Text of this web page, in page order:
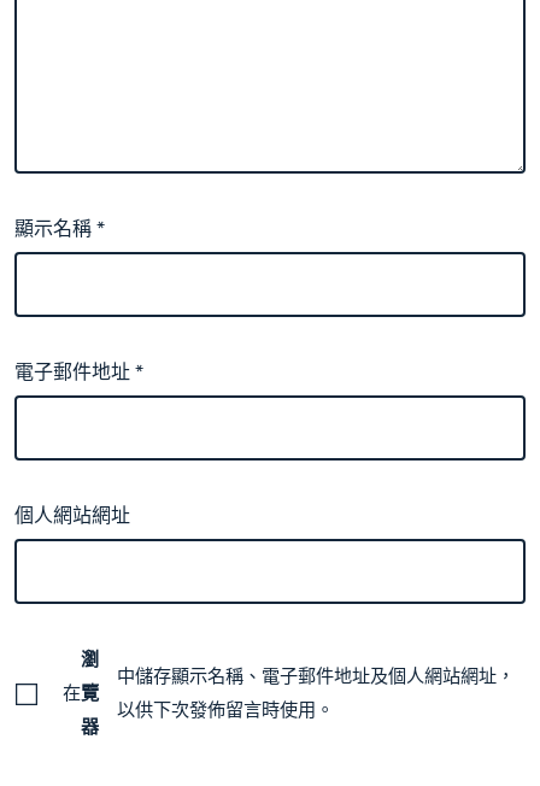
顯示名稱*
電子郵件地址*
個人網站網址
在
瀏
覽
器
中儲存顯示名稱、電子郵件地址及個人網站網址，
以供下次發佈留言時使用。